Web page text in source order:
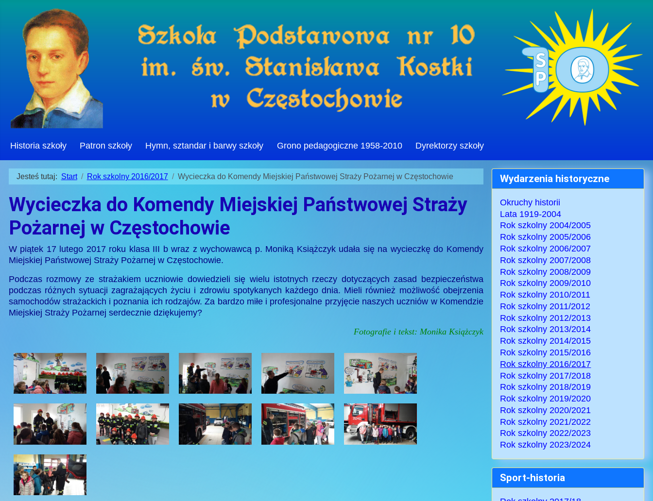
Historia szkoły Patron szkoły Hymn, sztandar i barwy szkoły Grono pedagogiczne 1958-2010 Dyrektorzy szkoły
Jesteś tutaj: Start Rok szkolny 2016/2017 Wycieczka do Komendy Miejskiej Państwowej Straży Pożarnej w Częstochowie
Wycieczka do Komendy Miejskiej Państwowej Straży
Pożarnej w Częstochowie
W piątek 17 lutego 2017 roku klasa III b wraz z wychowawcą p. Moniką Książczyk udała się na wycieczkę do Komendy
Miejskiej Państwowej Straży Pożarnej w Częstochowie.
Podczas rozmowy ze strażakiem uczniowie dowiedzieli się wielu istotnych rzeczy dotyczących zasad bezpieczeństwa
podczas różnych sytuacji zagrażających życiu i zdrowiu spotykanych każdego dnia. Mieli również możliwość obejrzenia
samochodów strażackich i poznania ich rodzajów. Za bardzo miłe i profesjonalne przyjęcie naszych uczniów w Komendzie
Miejskiej Straży Pożarnej serdecznie dziękujemy?
Fotografie i tekst: Monika Książczyk
Wydarzenia historyczne
Okruchy historii
Lata 1919-2004
Rok szkolny 2004/2005
Rok szkolny 2005/2006
Rok szkolny 2006/2007
Rok szkolny 2007/2008
Rok szkolny 2008/2009
Rok szkolny 2009/2010
Rok szkolny 2010/2011
Rok szkolny 2011/2012
Rok szkolny 2012/2013
Rok szkolny 2013/2014
Rok szkolny 2014/2015
Rok szkolny 2015/2016
Rok szkolny 2016/2017
Rok szkolny 2017/2018
Rok szkolny 2018/2019
Rok szkolny 2019/2020
Rok szkolny 2020/2021
Rok szkolny 2021/2022
Rok szkolny 2022/2023
Rok szkolny 2023/2024
Sport-historia